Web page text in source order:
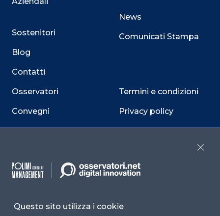
Sostenitori
Blog
Contatti
Osservatori
Convegni
Webinar
News
Comunicati Stampa
Termini e condizioni
Privacy policy
Cookie policy
Dichiarazione di
Cookie Center
Questo sito utilizza i cookie